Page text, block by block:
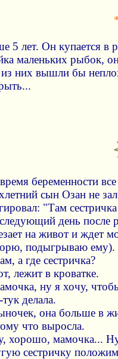
5 лет. Он купается в
маленьких рыбок,
них вышли бы
беременности
сын Озан не
"Там
день после
на живот и ждет
подыгрываю
а где сестричка?
лежит в кроватке.
ну я хочу,
тук делала.
она больше в
что выросла.
хорошо, мамочка...
сестричку